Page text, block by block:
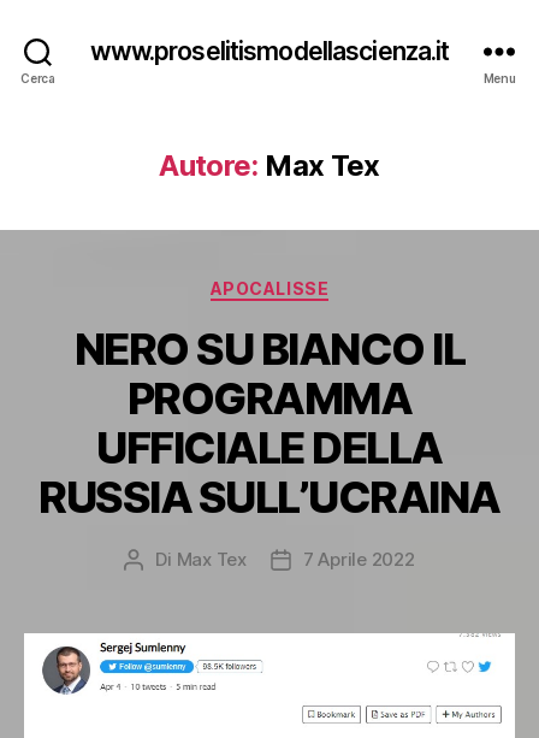
Cerca
www.proselitismodellascienza.it
Menu
Autore: Max Tex
Categorie
APOCALISSE
NERO SU BIANCO IL
PROGRAMMA
UFFICIALE DELLA
RUSSIA SULL’UCRAINA
Autore
Di Max Tex
Data7 Aprile 2022